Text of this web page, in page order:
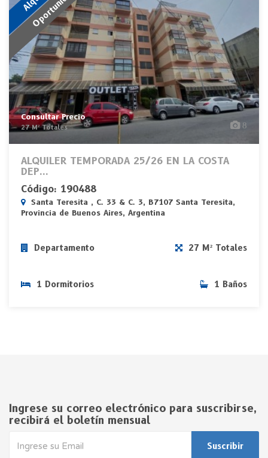
Consultar Precio
27 M² Totales 8
ALQUILER TEMPORADA 25/26 EN LA COSTA
DEP...
Código: 190488
Santa Teresita , C. 33 & C. 3, B7107 Santa Teresita,
Provincia de Buenos Aires, Argentina
Departamento 27 M² Totales
1 Dormitorios 1 Baños
Ingrese su correo electrónico para suscribirse,
recibirá el boletín mensual
Suscribir